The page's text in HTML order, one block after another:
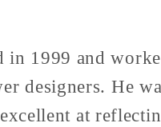
1999 and
designers. He
at